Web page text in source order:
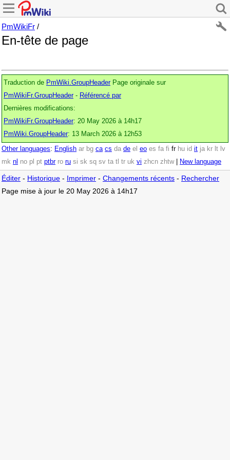
PmWikiFr /
En-tête de page
Traduction de PmWiki.GroupHeaderPage originale sur
PmWikiFr.GroupHeader- Référencé par
Dernières modifications:
PmWikiFr.GroupHeader: 20 May 2026 à 14h17
PmWiki.GroupHeader: 13 March 2026 à 12h53
Other languages: English ar bg ca cs da de el eo es fa fi fr hu id it ja kr lt lv
mk nl no pl pt ptbr ro ru si sk sq sv ta tl tr uk vi zhcn zhtw| New language
Éditer - Historique - Imprimer - Changements récents - Rechercher
Page mise à jour le 20 May 2026 à 14h17